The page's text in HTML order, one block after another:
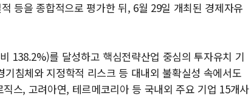
등을 종합적으로 평가한 뒤, 6월 29일 개최된 경제자유
138.2%)를 달성하고 핵심전략산업 중심의 투자유치 기
침체와 지정학적 리스크 등 대내외 불확실성 속에서도
스, 고려아연, 테르메코리아 등 국내외 주요 기업 15개사